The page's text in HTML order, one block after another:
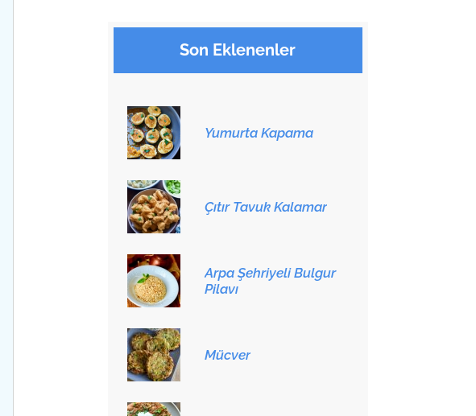
Son Eklenenler
Yumurta Kapama
Çıtır Tavuk Kalamar
Arpa Şehriyeli Bulgur
Pilavı
Mücver